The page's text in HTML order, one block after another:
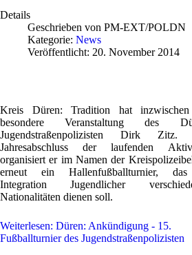
Details
Geschrieben von PM-EXT/POLDN
Kategorie: News
Veröffentlicht: 20. November 2014
Kreis Düren: Tradition hat
besondereVeranstaltung des
Jugendstraßenpolizisten Dirk Zitz.
Jahresabschluss der laufenden
organisiert er im Namen der
erneut ein Hallenfußballturnier,
IntegrationJugendlicher
Nationalitäten dienen soll.
Weiterlesen: Düren: Ankündigung - 15.
Fußballturnier des Jugendstraßenpolizisten